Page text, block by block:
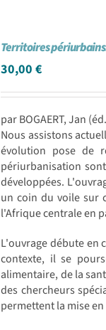
Territoires
30,00€
par BOGAERT, Jan
Nous assistons
évolution pose de
périurbanisation
développées.
un coin du voile sur
l'Afrique centrale en
L'ouvrage débute en
contexte, il se
alimentaire, de la
des chercheurs
permettent la mise